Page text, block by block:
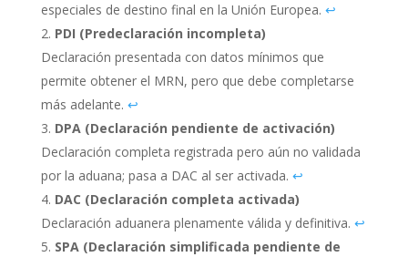
especiales de destino final en la Unión Europea. ↩︎
PDI (Predeclaración incompleta)
Declaración presentada con datos mínimos que
permite obtener el MRN, pero que debe completarse
más adelante. ↩︎
DPA (Declaración pendiente de activación)
Declaración completa registrada pero aún no validada
por la aduana; pasa a DAC al ser activada. ↩︎
DAC (Declaración completa activada)
Declaración aduanera plenamente válida y definitiva. ↩︎
SPA (Declaración simplificada pendiente de